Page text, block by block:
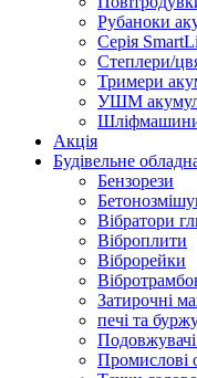
Рубаноки
Серія
Степлери/
Тримери
УШМ
Шліфмашини
Акція
Будівельне
Бензорези
Вібратори
Віброплити
Віброрейки
Затирочні
печі та
Подовжувачі
Промислові